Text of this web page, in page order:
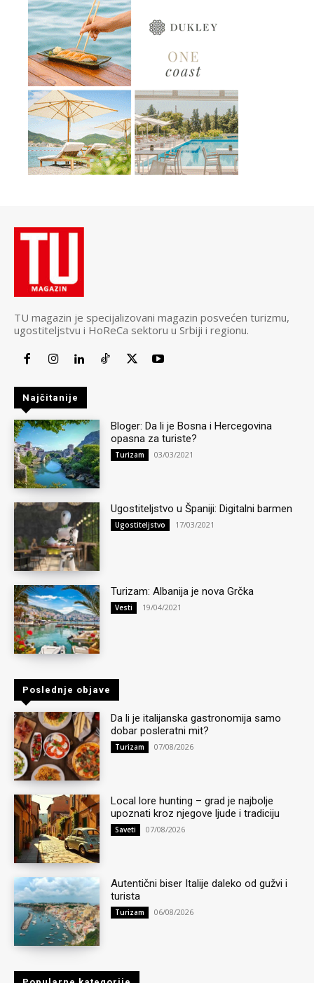
TU magazin je specijalizovani magazin posvećen turizmu,
ugostiteljstvu i HoReCa sektoru u Srbiji i regionu.
Najčitanije
Bloger: Da li je Bosna i Hercegovina
opasna za turiste?
Turizam 03/03/2021
Ugostiteljstvo u Španiji: Digitalni barmen
Ugostiteljstvo 17/03/2021
Turizam: Albanija je nova Grčka
Vesti 19/04/2021
Poslednje objave
Da li je italijanska gastronomija samo
dobar posleratni mit?
Turizam 07/08/2026
Local lore hunting – grad je najbolje
upoznati kroz njegove ljude i tradiciju
Saveti 07/08/2026
Autentični biser Italije daleko od gužvi i
turista
Turizam 06/08/2026